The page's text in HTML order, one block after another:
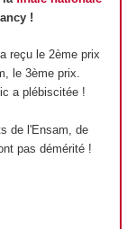
!
reçu le 2ème prix
le 3ème prix.
a plébiscitée !
de l'Ensam, de
pas démérité !